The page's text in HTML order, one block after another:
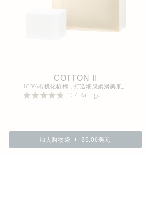
COTTON II
100%有机化妆棉，打造细腻柔滑美肌。
107 Ratings
加入购物袋 35.00美元